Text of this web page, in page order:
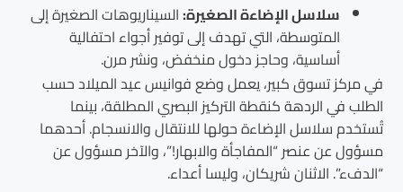
سلاسل الإضاءة الصغيرة:السيناريوهات الصغيرة إلى
المتوسطة، التي تهدف إلى توفير أجواء احتفالية
أساسية، وحاجز دخول منخفض، ونشر مرن.
في مركز تسوق كبير، يعمل وضع فوانيس عيد الميلاد حسب
الطلب في الردهة كنقطة التركيز البصري المطلقة، بينما
تُستخدم سلاسل الإضاءة حولها للانتقال والانسجام. أحدهما
مسؤول عن عنصر “المفاجأة والابهار!”، والآخر مسؤول عن
“الدفء”. الاثنان شريكان، وليسا أعداء.